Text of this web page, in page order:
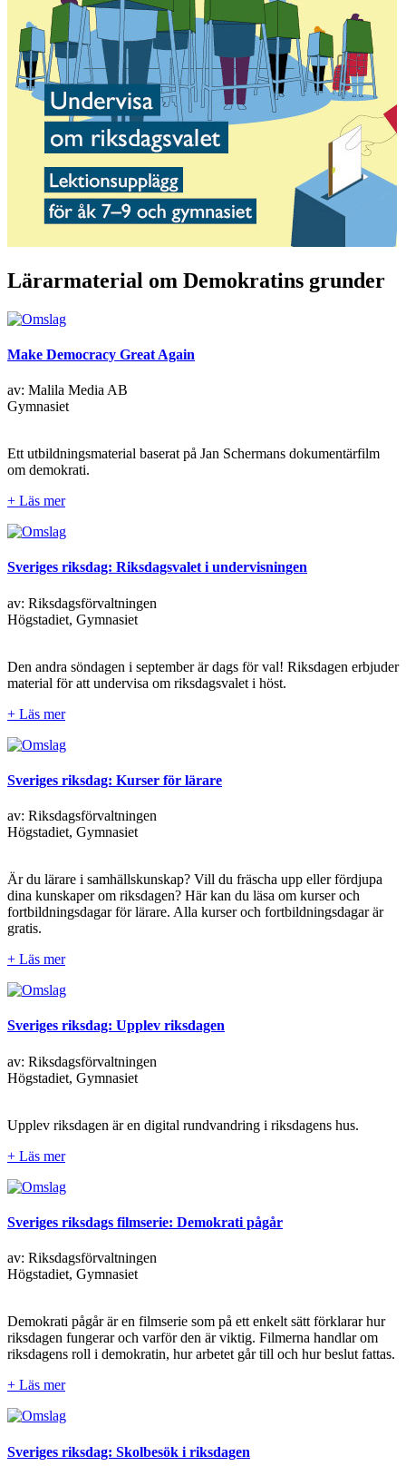
Lärarmaterial om Demokratins grunder
Make Democracy Great Again
av: Malila Media AB
Gymnasiet
Ett utbildningsmaterial baserat på Jan Schermans dokumentärfilm
om demokrati.
+ Läs mer
Sveriges riksdag: Riksdagsvalet i undervisningen
av: Riksdagsförvaltningen
Högstadiet, Gymnasiet
Den andra söndagen i september är dags för val! Riksdagen erbjuder
material för att undervisa om riksdagsvalet i höst.
+ Läs mer
Sveriges riksdag: Kurser för lärare
av: Riksdagsförvaltningen
Högstadiet, Gymnasiet
Är du lärare i samhällskunskap? Vill du fräscha upp eller fördjupa
dina kunskaper om riksdagen? Här kan du läsa om kurser och
fortbildningsdagar för lärare. Alla kurser och fortbildningsdagar är
gratis.
+ Läs mer
Sveriges riksdag: Upplev riksdagen
av: Riksdagsförvaltningen
Högstadiet, Gymnasiet
Upplev riksdagen är en digital rundvandring i riksdagens hus.
+ Läs mer
Sveriges riksdags filmserie: Demokrati pågår
av: Riksdagsförvaltningen
Högstadiet, Gymnasiet
Demokrati pågår är en filmserie som på ett enkelt sätt förklarar hur
riksdagen fungerar och varför den är viktig. Filmerna handlar om
riksdagens roll i demokratin, hur arbetet går till och hur beslut fattas.
+ Läs mer
Sveriges riksdag: Skolbesök i riksdagen